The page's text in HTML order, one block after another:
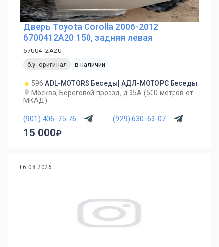
Дверь Toyota Corolla 2006-2012
6700412A20 150, задняя левая
6700412A20
б.у. оригинал
в наличии
596 ADL-MOTORS Беседы| АДЛ-МОТОРС Беседы
Москва, Береговой проезд, д.35А (500 метров от
МКАД)
(901) 406-75-76 (929) 630-63-07
15 000
06.08.2026